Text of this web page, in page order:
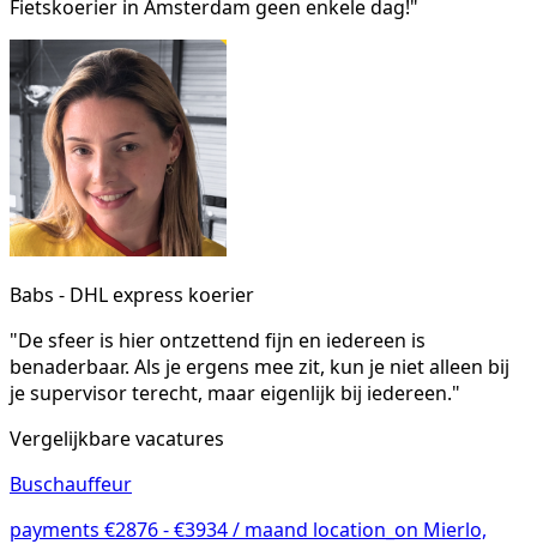
Fietskoerier in Amsterdam geen enkele dag!"
Babs - DHL express koerier
"De sfeer is hier ontzettend fijn en iedereen is
benaderbaar. Als je ergens mee zit, kun je niet alleen bij
je supervisor terecht, maar eigenlijk bij iedereen."
Vergelijkbare vacatures
Buschauffeur
payments €2876 - €3934 / maand location_on Mierlo,